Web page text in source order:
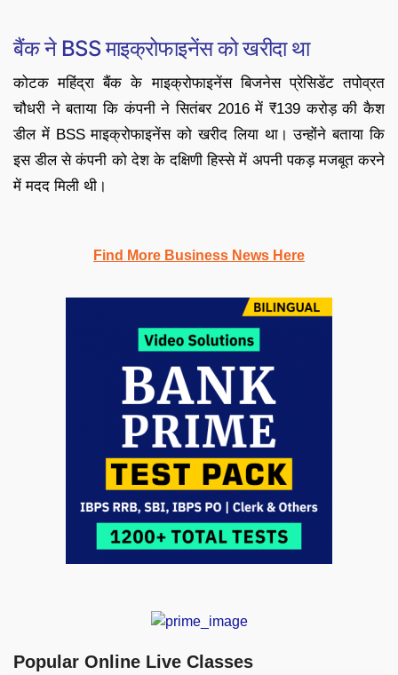
बैंक ने BSS माइक्रोफाइनेंस को खरीदा था
कोटक महिंद्रा बैंक के माइक्रोफाइनेंस बिजनेस प्रेसिडेंट तपोव्रत
चौधरी ने बताया कि कंपनी ने सितंबर 2016 में ₹139 करोड़ की कैश
डील में BSS माइक्रोफाइनेंस को खरीद लिया था। उन्होंने बताया कि
इस डील से कंपनी को देश के दक्षिणी हिस्से में अपनी पकड़ मजबूत करने
में मदद मिली थी।
Find More Business News Here
Popular Online Live Classes